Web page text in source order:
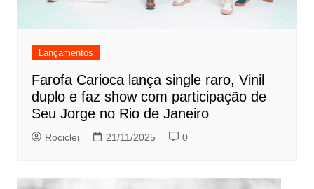
Lançamentos
Farofa Carioca lança single raro, Vinil
duplo e faz show com participação de
Seu Jorge no Rio de Janeiro
Rociclei 21/11/2025 0